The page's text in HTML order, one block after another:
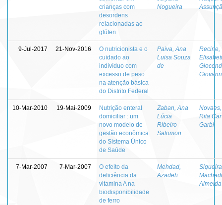
crianças com
desordens
relacionadas ao
glúten
Nogueira
9-Jul-2017 21-Nov-2016
O nutricionista e o
cuidado ao
indivíduo com
excesso de peso
na atenção básica
do Distrito Federal
Paiva, Ana
Luisa Souza
de
Recine,
10-Mar-2010 19-Mai-2009
Nutrição enteral
domiciliar : um
novo modelo de
gestão econômica
do Sistema Único
de Saúde
Zaban, Ana
Lúcia
Ribeiro
Salomon
Rita
Garbi
7-Mar-2007 7-Mar-2007
O efeito da
deficiência da
vitamina A na
biodisponibilidade
de ferro
Mehdad,
Azadeh
Almeida